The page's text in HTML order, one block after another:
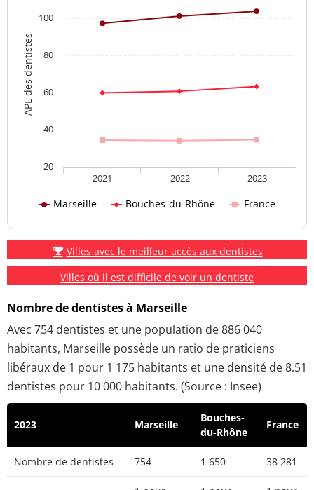
APL des dentistes
Marseille Bouches-du-Rhône France
2021 2022 2023
20
40
60
80
100
Villes avec le meilleur accès aux dentistes
Villes où il est difficile de voir un dentiste
Nombre de dentistes à Marseille
Avec 754 dentistes et une population de 886 040
habitants, Marseille possède un ratio de praticiens
libéraux de 1 pour 1 175 habitants et une densité de 8.51
dentistes pour 10 000 habitants. (Source : Insee)
2023 Marseille
Bouches-
du-Rhône
France
Nombre de dentistes 754 1 650 38 281